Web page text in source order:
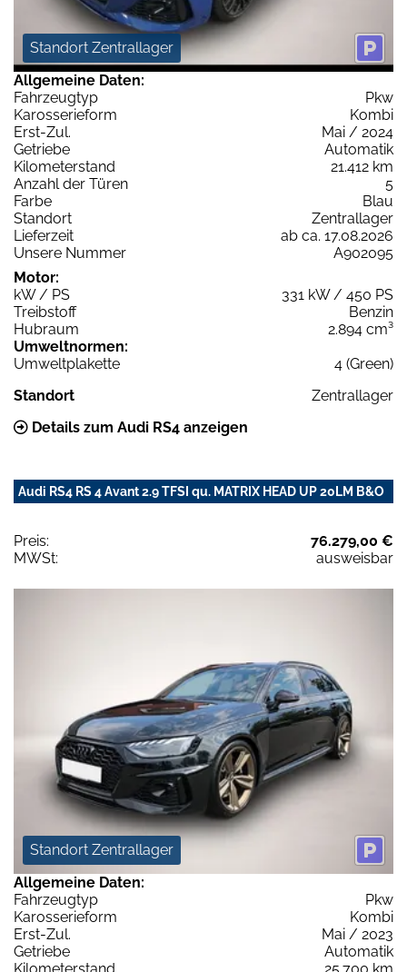
Standort Zentrallager
Allgemeine Daten:
Fahrzeugtyp
Pkw
Karosserieform
Kombi
Erst-Zul.
Mai / 2024
Getriebe
Automatik
Kilometerstand
21.412 km
Anzahl der Türen
5
Farbe
Blau
Standort
Zentrallager
Lieferzeit
ab ca. 17.08.2026
Unsere Nummer
A902095
Motor:
kW / PS
331 kW / 450 PS
Treibstoff
Benzin
Hubraum
2.894 cm³
Umweltnormen:
Umweltplakette
4 (Green)
Standort
Zentrallager
Details zum Audi RS4 anzeigen
Audi RS4 RS 4 Avant 2.9 TFSI qu. MATRIX HEAD UP 20LM B&O
Preis:
76.279,00 €
MWSt:
ausweisbar
Standort Zentrallager
Allgemeine Daten:
Fahrzeugtyp
Pkw
Karosserieform
Kombi
Erst-Zul.
Mai / 2023
Getriebe
Automatik
Kilometerstand
25.700 km